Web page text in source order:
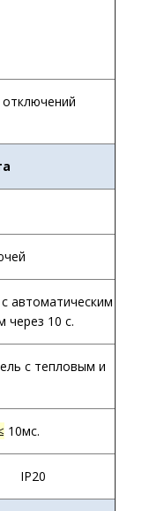
автоматическим
10 с.
с тепловым и
10мс.
IP20